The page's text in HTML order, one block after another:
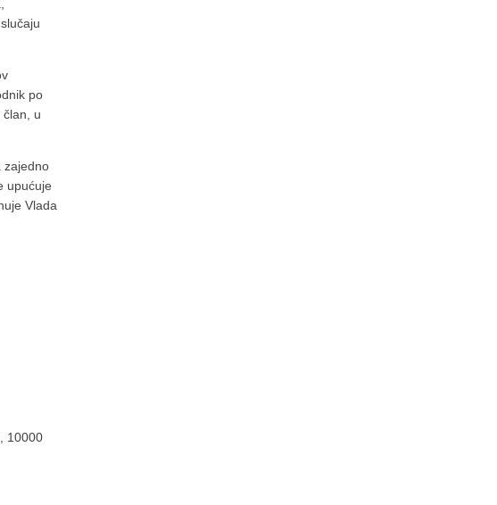
po
u
zajedno
upućuje
Vlada
10000